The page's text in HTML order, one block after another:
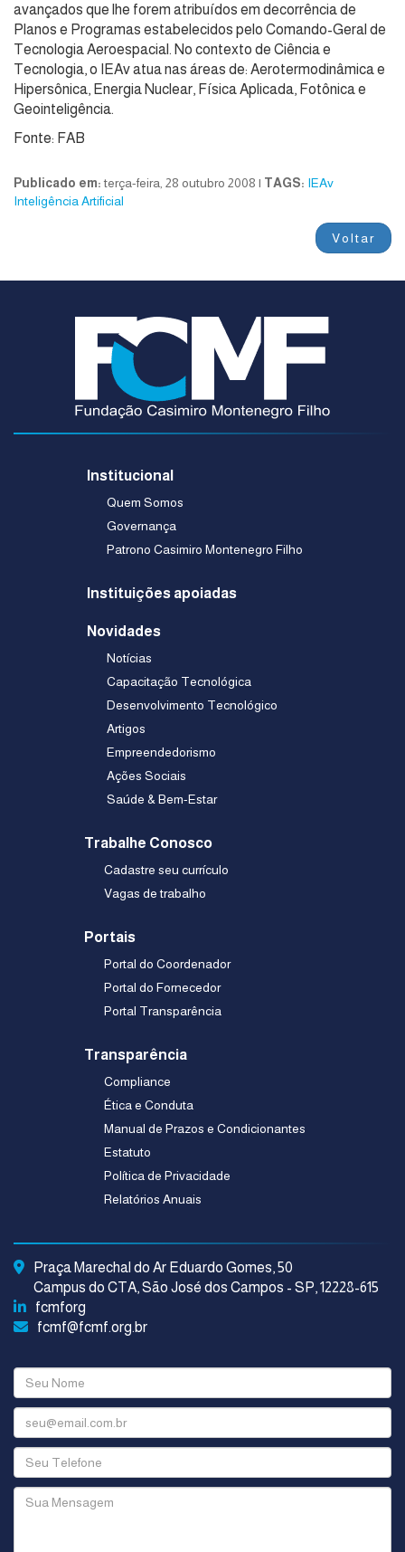
avançados que lhe forem atribuídos em decorrência de
Planos e Programas estabelecidos pelo Comando-Geral de
Tecnologia Aeroespacial. No contexto de Ciência e
Tecnologia, o IEAv atua nas áreas de: Aerotermodinâmica e
Hipersônica, Energia Nuclear, Física Aplicada, Fotônica e
Geointeligência.
Fonte: FAB
Publicado em:terça-feira, 28 outubro 2008 | TAGS: IEAv
Inteligência Artificial
Voltar
Institucional
Quem Somos
Governança
Patrono Casimiro Montenegro Filho
Instituições apoiadas
Novidades
Notícias
Capacitação Tecnológica
Desenvolvimento Tecnológico
Artigos
Empreendedorismo
Ações Sociais
Saúde & Bem-Estar
Trabalhe Conosco
Cadastre seu currículo
Vagas de trabalho
Portais
Portal do Coordenador
Portal do Fornecedor
Portal Transparência
Transparência
Compliance
Ética e Conduta
Manual de Prazos e Condicionantes
Estatuto
Política de Privacidade
Relatórios Anuais
Praça Marechal do Ar Eduardo Gomes, 50
Campus do CTA, São José dos Campos - SP, 12228-615
fcmforg
fcmf@fcmf.org.br